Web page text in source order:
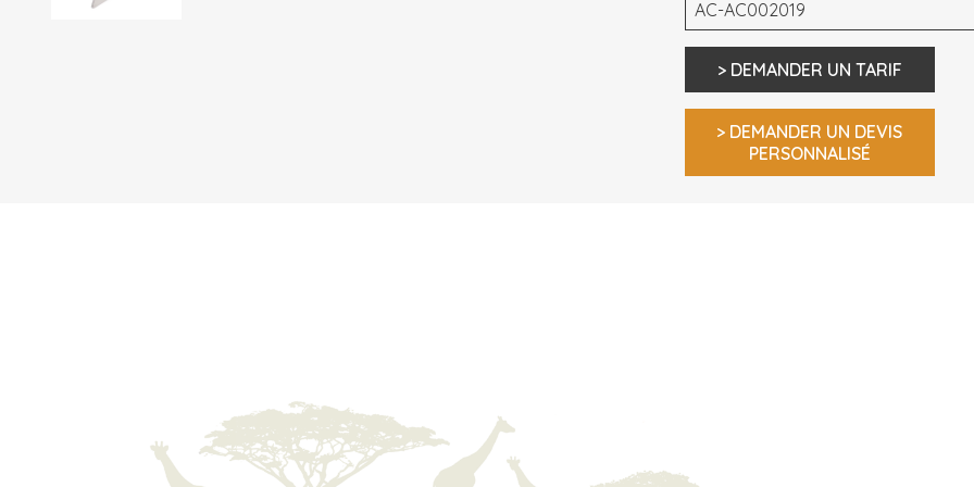
AC-AC002019
> DEMANDER UN TARIF
> DEMANDER UN DEVIS
PERSONNALISÉ